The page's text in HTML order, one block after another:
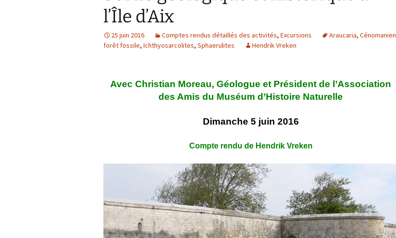
Galerie de vidéos
l’Île d’Aix
25 juin 2016 Comptes rendus détaillés des activités, Excursions Araucaria, Cénomanien
forêt fossile, Ichthyosarcolites, Sphaerulites Hendrik Vreken
Avec Christian Moreau, Géologue et Président de l’Association
des Amis du Muséum d’Histoire Naturelle
Dimanche 5 juin 2016
Compte rendu de Hendrik Vreken